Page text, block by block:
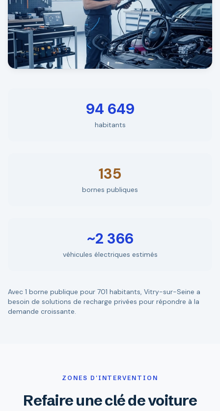
94 649
habitants
135
bornes publiques
~2 366
véhicules électriques estimés
Avec 1 borne publique pour 701 habitants, Vitry-sur-Seine a
besoin de solutions de recharge privées pour répondre à la
demande croissante.
ZONES D'INTERVENTION
Refaire une clé de voiture